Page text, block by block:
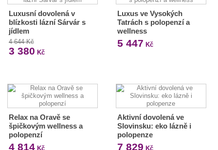
Luxusní dovolená v
blízkosti lázní Sárvár s
jídlem
4 644 Kč
3 380 Kč
Luxus ve Vysokých
Tatrách s polopenzí a
wellness
5 447 Kč
Relax na Oravě se
špičkovým wellness a
polopenzí
4 814 Kč
Aktivní dovolená ve
Slovinsku: eko lázně i
polopenze
7 829 Kč